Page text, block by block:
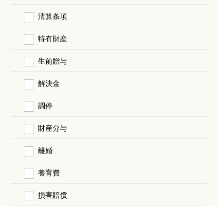
清算条項
特有財産
生前贈与
解決金
調停
財産分与
離婚
養育費
損害賠償